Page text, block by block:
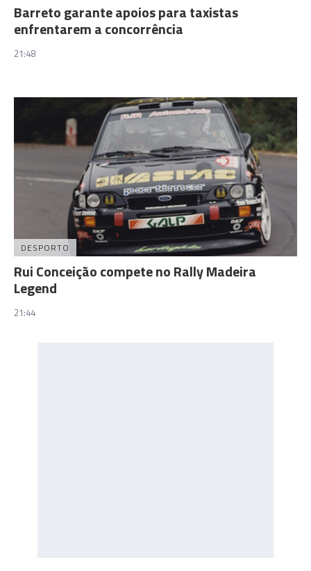
Barreto garante apoios para taxistas
enfrentarem a concorrência
21:48
DESPORTO
Rui Conceição compete no Rally Madeira
Legend
21:44